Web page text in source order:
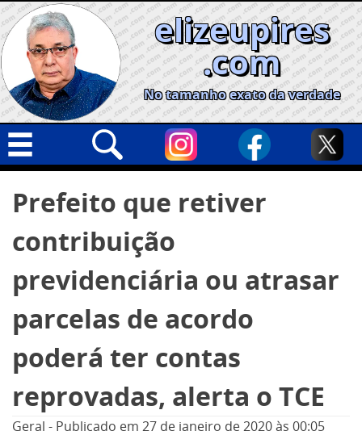
Skip
to
content
elizeupires
.com
No tamanho exato da verdade
Geral
Cidades
Nacional
Opinião
Informe especial
por:
Prefeito que retiver
contribuição
previdenciária ou atrasar
parcelas de acordo
poderá ter contas
reprovadas, alerta o TCE
Geral - Publicado em 27 de janeiro de 2020às 00:05